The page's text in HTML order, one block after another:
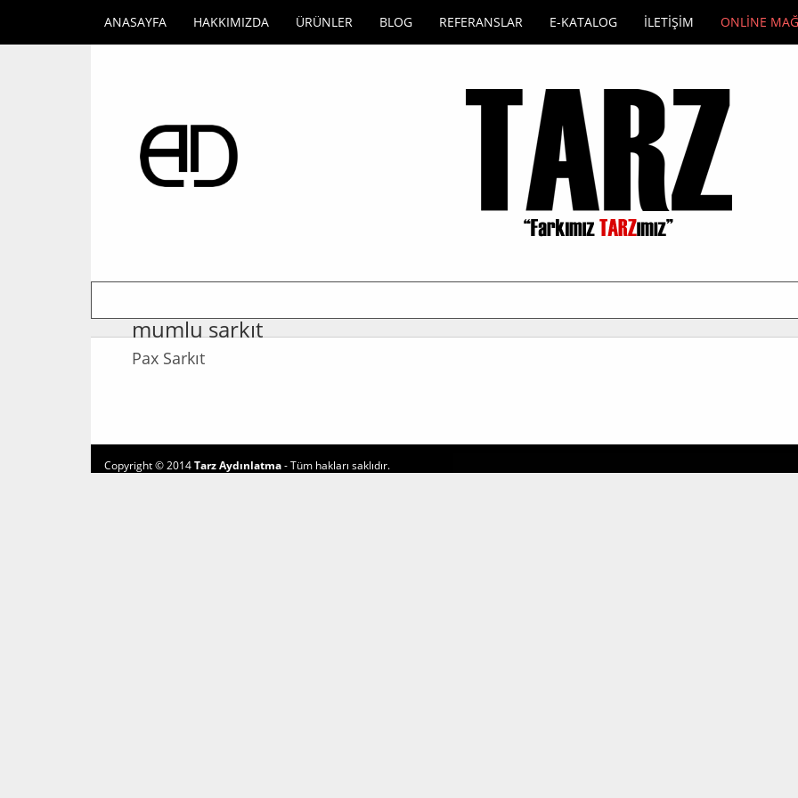
ANASAYFA HAKKIMIZDA ÜRÜNLER BLOG REFERANSLAR E-KATALOG İLETİŞİM ONLİNE
mumlu sarkıt
Pax Sarkıt
Copyright © 2014Tarz Aydınlatma- Tüm hakları saklıdır.